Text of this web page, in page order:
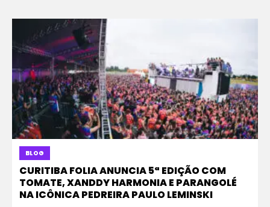
BLOG
CURITIBA FOLIA ANUNCIA 5ª EDIÇÃO COM
TOMATE, XANDDY HARMONIA E PARANGOLÉ
NA ICÔNICA PEDREIRA PAULO LEMINSKI